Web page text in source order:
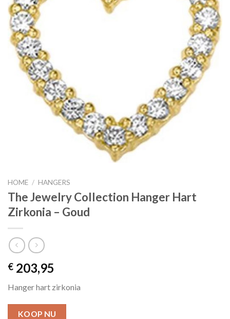
HOME / HANGERS
The Jewelry Collection Hanger Hart
Zirkonia – Goud
€ 203,95
Hanger hart zirkonia
KOOP NU